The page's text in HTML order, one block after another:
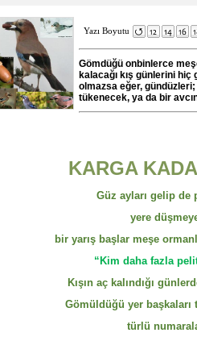
Yazı Boyutu
Gömdüğü onbinlerce
kalacağı kış günlerini
olmazsa eğer, gündüzleri;
tükenecek, ya da bir
KARGA
Güz ayları gelip de
yere
bir yarış başlar meşe
“Kim daha fazla
Kışın aç kalındığı
Gömüldüğü yer başkaları
türlü